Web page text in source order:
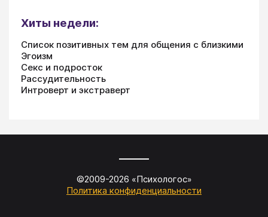
Хиты недели:
Список позитивных тем для общения с близкими
Эгоизм
Секс и подросток
Рассудительность
Интроверт и экстраверт
©2009-2026 «Психологос»
Политика конфиденциальности